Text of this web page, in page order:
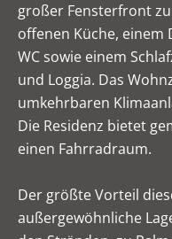
großer Fensterfront
offenen Küche, einem
WC sowie einem
und Loggia. Das
umkehrbaren
Die Residenz bietet
einen Fahrradraum.
Der größte Vorteil
außergewöhnliche